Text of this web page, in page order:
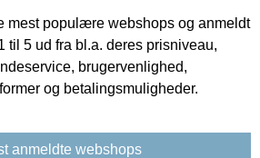
mest populære webshops og anmeldt
til 5 ud fra bl.a. deres prisniveau,
brugervenlighed,
og betalingsmuligheder.
anmeldte webshops